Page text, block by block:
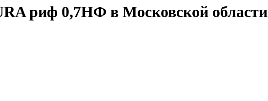
риф 0,7НФ в Московской области